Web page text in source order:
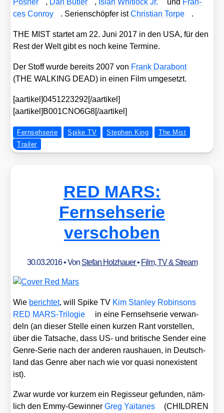
ces Con­roy
. Seri­en­schöp­fer istChris­ti­an Tor­pe .
THE MIST star­tet am 22. Juni 2017 in den USA, für den
Rest der Welt gibt es noch kei­ne Ter­mi­ne.
Der Stoff wur­de bereits 2007 von Frank Darabont
(THE WALKING DEAD) in einen Film umge­setzt.
[aartikel]0451223292[/aartikel]
[aartikel]B001CNO6G8[/aartikel]
Fernsehserie Spike TV Stephen King
The Mist
Trailer
RED MARS:
Fernsehserie
verschoben
30.03.2016• Von Stefan Holzhauer• Film, TV & Stream
Wie berich­tet, will Spike TV Kim Stan­ley Robin­sons
RED MARS-Tri­lo­gie
in eine Fern­seh­se­rie ver­wan­
deln (an die­ser Stel­le einen kur­zen Rant vor­stel­len,
über die Tat­sa­che, dass US- und bri­ti­sche Sen­der eine
Gen­re-Serie nach der ande­ren raus­hau­en, in Deutsch­
land das Gen­re aber nach wie vor qua­si non­e­xis­tent
ist).
Zwar wur­de vor kur­zem ein Regis­seur gefun­den, näm­
lich den Emmy-Gewin­nerGreg Yaita­nes
(CHILDREN